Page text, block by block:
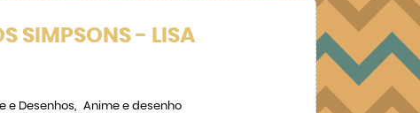
SIMPSONS - LISA
e Desenhos
Anime e desenho